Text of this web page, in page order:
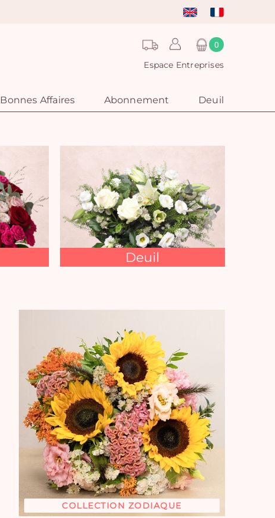
0
Espace Entreprises
Bonnes Affaires Abonnement Deuil
Deuil
COLLECTION ZODIAQUE